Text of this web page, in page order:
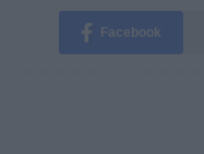
Facebook